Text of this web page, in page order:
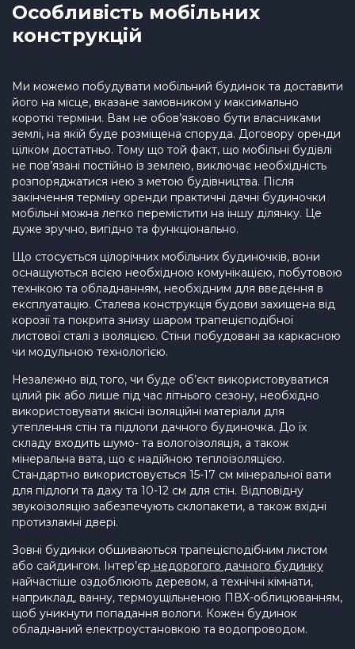
Особливість мобільних
конструкцій
Ми можемо побудувати мобільний будинок та доставити
його на місце, вказане замовником у максимально
короткі терміни. Вам не обов’язково бути власниками
землі, на якій буде розміщена споруда. Договору оренди
цілком достатньо. Тому що той факт, що мобільні будівлі
не пов’язані постійно із землею, виключає необхідність
розпоряджатися нею з метою будівництва. Після
закінчення терміну оренди практичні дачні будиночки
мобільні можна легко перемістити на іншу ділянку. Це
дуже зручно, вигідно та функціонально.
Що стосується цілорічних мобільних будиночків, вони
оснащуються всією необхідною комунікацією, побутовою
технікою та обладнанням, необхідним для введення в
експлуатацію. Сталева конструкція будови захищена від
корозії та покрита знизу шаром трапецієподібної
листової сталі з ізоляцією. Стіни побудовані за каркасною
чи модульною технологією.
Незалежно від того, чи буде об’єкт використовуватися
цілий рік або лише під час літнього сезону, необхідно
використовувати якісні ізоляційні матеріали для
утеплення стін та підлоги дачного будиночка. До їх
складу входить шумо- та вологоізоляція, а також
мінеральна вата, що є надійною теплоізоляцією.
Стандартно використовується 15-17 см мінеральної вати
для підлоги та даху та 10-12 см для стін. Відповідну
звукоізоляцію забезпечують склопакети, а також вхідні
протизламні двері.
Зовні будинки обшиваються трапецієподібним листом
або сайдингом. Інтер’єр недорогого дачного будинку
найчастіше оздоблюють деревом, а технічні кімнати,
наприклад, ванну, термоущільненою ПВХ-облицюванням,
щоб уникнути попадання вологи. Кожен будинок
обладнаний електроустановкою та водопроводом.